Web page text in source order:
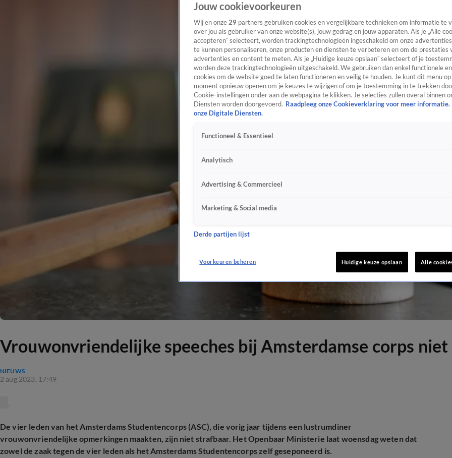
Vrouwonvriendelijke speeches bij Amsterdamse corps
NIEUWS
2 aug 2023, 17:49
De vier leden van het Amsterdams Studentencorps (ASC), die vorig jaar tijdens een lustrumdiner
vrouwonvriendelijke opmerkingen maakten, zijn niet strafbaar. Het Openbaar Ministerie laat woensdag weten dat
zowel de zaak tegen de vier leden als het Amsterdams Studentencorps zelf geseponeerd is.
Jouw cookievoorkeuren
Wij en onze 29 partners gebruiken cookies en vergelijkbare technieken om informatie te
over jou als gebruiker van onze website(s), jouw gedrag en jouw apparaten. Als je „Alle
accepteren” selecteert, worden trackingtechnologieën ingeschakeld om onze
te kunnen personaliseren, onze producten en diensten te verbeteren en om de prestaties
advertenties en content te meten. Als je „Huidige keuze opslaan” selecteert of je
worden deze trackingtechnologieën uitgeschakeld. We gebruiken dan enkel functionele
cookies om de website goed te laten functioneren en veilig te houden. Je kunt dit menu
moment opnieuw openen om je keuzes te wijzigen of om je toestemming in te trekken
Cookie-instellingen onder aan de webpagina te klikken. Je selecties zullen overal binnen
Diensten worden doorgevoerd. Raadpleeg onze Cookieverklaring voor meer informatie.
onze Digitale Diensten.
Functioneel & Essentieel
Analytisch
Advertising & Commercieel
Marketing & Social media
Derde partijen lijst
Voorkeuren beheren Huidige keuze opslaan Alle